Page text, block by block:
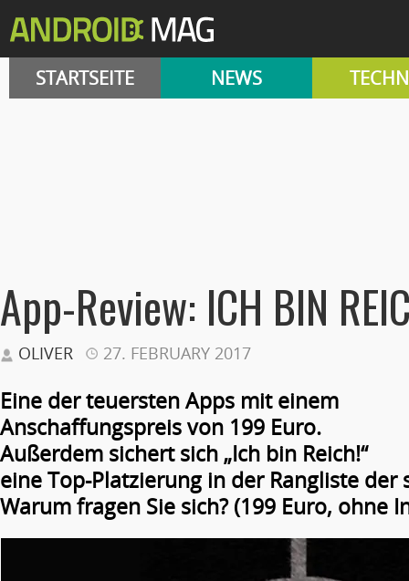
STARTSEITE NEWS
App-Review: ICH BIN
OLIVER 27. FEBRUARY 2017
Eine der teuersten Apps mit einem
Anschaffungspreis von 199 Euro.
Außerdem sichert sich „Ich bin Reich!“
eine Top-Platzierung in der Rangliste der
Warum fragen Sie sich? (199 Euro, ohne